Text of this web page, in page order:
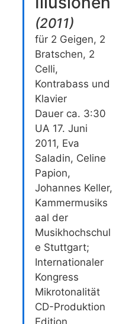
(2011)
für 2 Geigen, 2
Bratschen, 2
Celli,
Kontrabass und
Klavier
Dauer ca. 3:30
UA 17. Juni
2011, Eva
Saladin, Celine
Papion,
Johannes Keller,
Kammermusiks
aal der
Musikhochschul
e Stuttgart;
Internationaler
Kongress
Mikrotonalität
CD-Produktion